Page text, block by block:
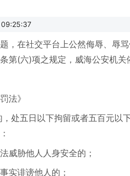
09:25:37
，在社交平台上公然侮辱、辱
第(六)项之规定，威海公安机关
法》
处五日以下拘留或者五百元以
威胁他人人身安全的；
实诽谤他人的；